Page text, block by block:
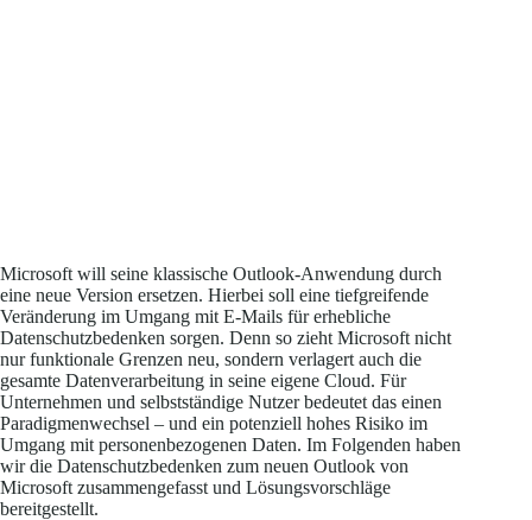
Microsoft will seine klassische Outlook-Anwendung durch
eine neue Version ersetzen. Hierbei soll eine tiefgreifende
Veränderung im Umgang mit E-Mails für erhebliche
Datenschutzbedenken sorgen. Denn so zieht Microsoft nicht
nur funktionale Grenzen neu, sondern verlagert auch die
gesamte Datenverarbeitung in seine eigene Cloud. Für
Unternehmen und selbstständige Nutzer bedeutet das einen
Paradigmenwechsel – und ein potenziell hohes Risiko im
Umgang mit personenbezogenen Daten. Im Folgenden haben
wir die Datenschutzbedenken zum neuen Outlook von
Microsoft zusammengefasst und Lösungsvorschläge
bereitgestellt.